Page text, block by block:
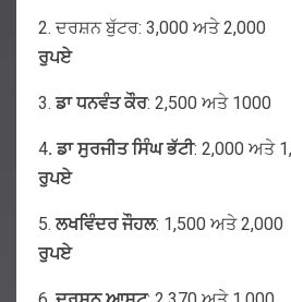
2. ਦਰਸ਼ਨ ਬੁੱਟਰ: 3,000 ਅਤੇ
ਰੁਪਏ
3. ਡਾ ਧਨਵੰਤ ਕੌਰ: 2,500 ਅਤੇ
4. ਡਾ ਸੁਰਜੀਤ ਸਿੰਘ ਭੱਟੀ: 2,000 ਅਤੇ
ਰੁਪਏ
5.ਲਖਵਿੰਦਰ ਜੌਹਲ: 1,500 ਅਤੇ
ਰੁਪਏ